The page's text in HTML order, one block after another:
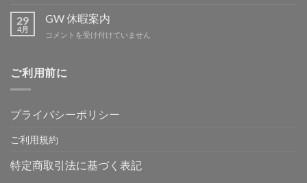
ー
ィ
IN
29
4月
GW 休暇案内
GW
案
内
コメントを受け付けていません
ご利用前に
プライバシーポリシー
ご利用規約
特定商取引法に基づく表記